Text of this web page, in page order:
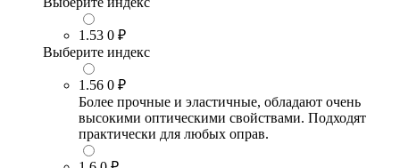
1.53 0 ₽
Выберите индекс
1.56 0 ₽
Более прочные и эластичные, обладают очень
высокими оптическими свойствами. Подходят
практически для любых оправ.